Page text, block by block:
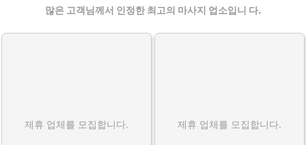
많은 고객님께서 인정한 최고의 마사지 업소입니 다.
제휴 업체를 모집합니다. 제휴 업체를 모집합니다.